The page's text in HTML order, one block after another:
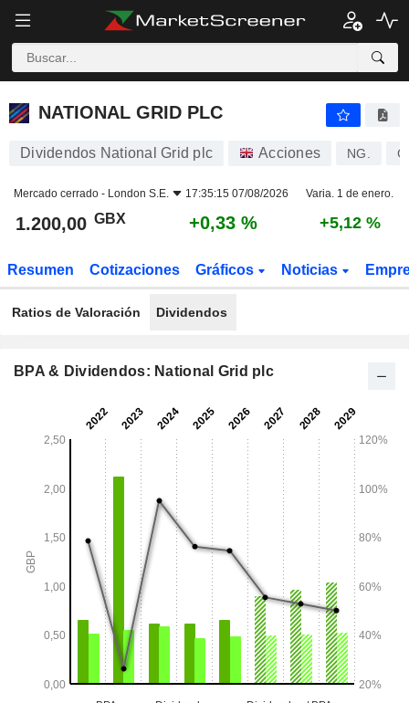
NATIONAL GRID PLC
NATIONAL GRID PLC
Dividendos National Grid plc Acciones NG.
Mercado cerrado - London S.E. 17:35:15 07/08/2026 Varia. 1 de enero.
1.200,00 GBX +0,33 % +5,12 %
Resumen Cotizaciones Gráficos Noticias
Ratios de Valoración Dividendos
BPA & Dividendos: National Grid plc